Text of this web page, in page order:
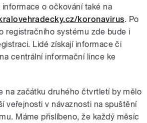
o očkování také na
koronavirus. Po
registračního systému zde bude i
Lidé získají informace či
centrální informační lince ke
na začátku druhého čtvrtletí by mělo
veřejnosti v návaznosti na spuštění
Máme přislíbeno, že každý měsíc